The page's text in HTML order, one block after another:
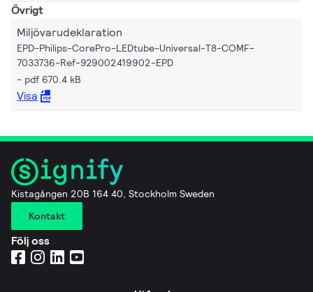
Övrigt
Miljövarudeklaration
EPD-Philips-CorePro-LEDtube-Universal-T8-COMF-
7033736-Ref-929002419902-EPD
pdf 670.4 kB
Visa
Kistagången 20B 164 40, Stockholm Sweden
Kontakt
Följ oss